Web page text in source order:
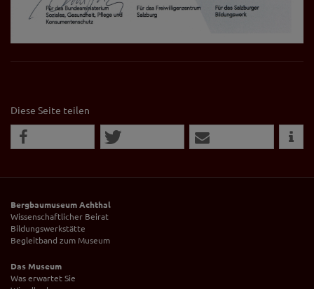
Diese Seite teilen
Bergbaumuseum Achthal
Wissenschaftlicher Beirat
Bildungswerkstätte
Begleitband zum Museum
Das Museum
Was erwartet Sie